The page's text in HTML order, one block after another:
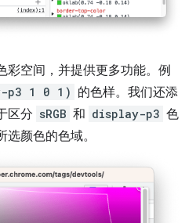
彩空间，并提供更多功能。例
p3 1 0 1) 的色样。我们还添
区分 sRGB 和 display-p3 色
颜色的色域。